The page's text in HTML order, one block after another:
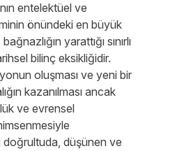
entelektüel ve
önündeki en büyük
yarattığı sınırlı
bilinç eksikliğidir.
oluşması ve yeni bir
kazanılması ancak
ve evrensel
doğrultuda, düşünen ve